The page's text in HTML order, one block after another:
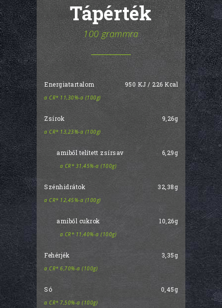
Tápérték
100 grammra
Energiatartalom 950 KJ / 226 Kcal
a CR* 11,30%-a (100g)
Zsírok 9,26g
a CR* 13,23%-a (100g)
amiből telített zsírsav 6,29g
a CR* 31,45%-a (100g)
Szénhidrátok 32,38g
a CR* 12,45%-a (100g)
amiből cukrok 10,26g
a CR* 11,40%-a (100g)
Fehérjék 3,35g
a CR* 6,70%-a (100g)
Só 0,45g
a CR* 7,50%-a (100g)